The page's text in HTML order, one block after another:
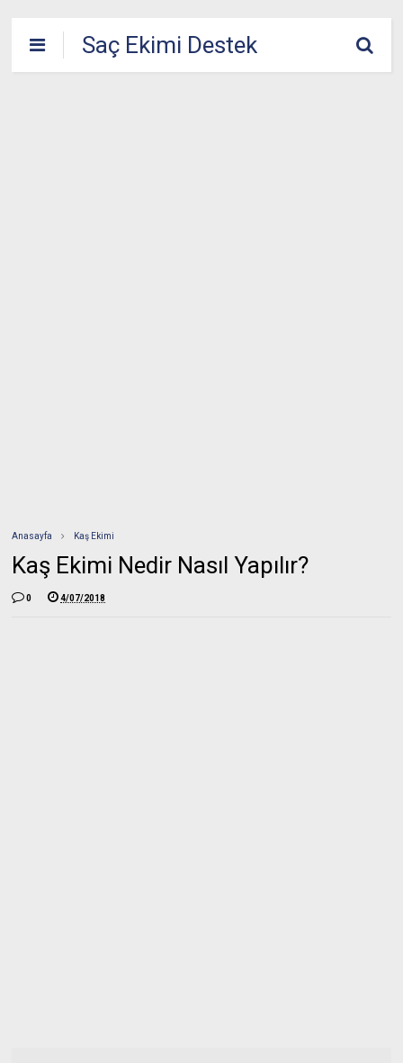
Saç Ekimi Destek
Anasayfa Kaş Ekimi
Kaş Ekimi Nedir Nasıl Yapılır?
0 4/07/2018